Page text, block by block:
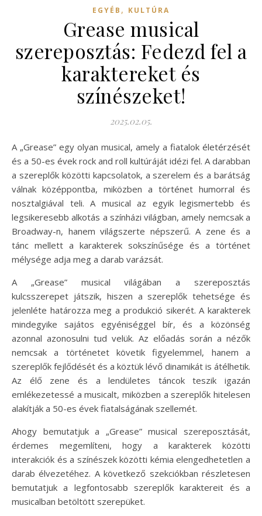
EGYÉB , KULTÚRA
Grease musical
szereposztás: Fedezd fel a
karaktereket és
színészeket!
2025.02.05.
A „Grease” egy olyan musical, amely a fiatalok életérzését
és a 50-es évek rock and roll kultúráját idézi fel. A darabban
a szereplők közötti kapcsolatok, a szerelem és a barátság
válnak középpontba, miközben a történet humorral és
nosztalgiával teli. A musical az egyik legismertebb és
legsikeresebb alkotás a színházi világban, amely nemcsak a
Broadway-n, hanem világszerte népszerű. A zene és a
tánc mellett a karakterek sokszínűsége és a történet
mélysége adja meg a darab varázsát.
A „Grease” musical világában a szereposztás
kulcsszerepet játszik, hiszen a szereplők tehetsége és
jelenléte határozza meg a produkció sikerét. A karakterek
mindegyike sajátos egyéniséggel bír, és a közönség
azonnal azonosulni tud velük. Az előadás során a nézők
nemcsak a történetet követik figyelemmel, hanem a
szereplők fejlődését és a köztük lévő dinamikát is átélhetik.
Az élő zene és a lendületes táncok teszik igazán
emlékezetessé a musicalt, miközben a szereplők hitelesen
alakítják a 50-es évek fiatalságának szellemét.
Ahogy bemutatjuk a „Grease” musical szereposztását,
érdemes megemlíteni, hogy a karakterek közötti
interakciók és a színészek közötti kémia elengedhetetlen a
darab élvezetéhez. A következő szekciókban részletesen
bemutatjuk a legfontosabb szereplők karaktereit és a
musicalban betöltött szerepüket.